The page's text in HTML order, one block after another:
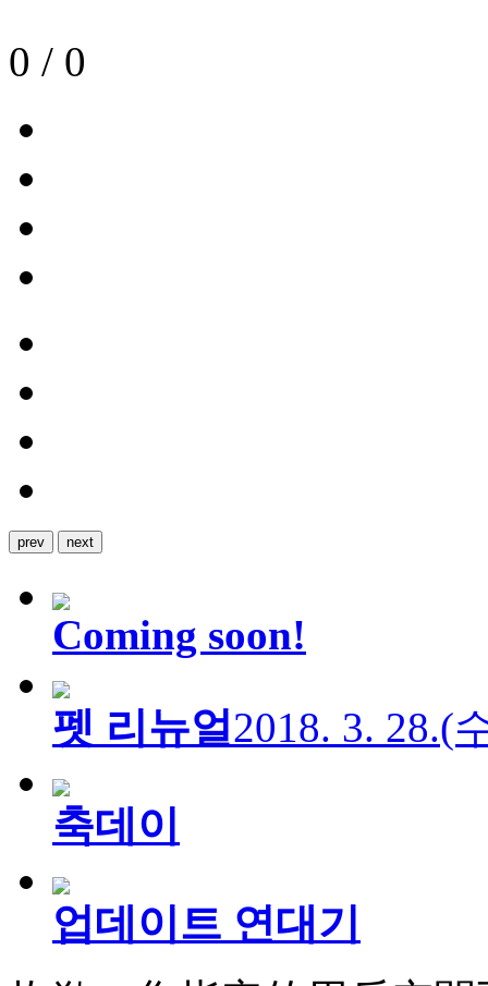
0 / 0
prev next
Coming soon!
펫 리뉴얼2018. 3. 28.(
축데이
업데이트 연대기